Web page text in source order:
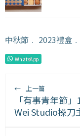
中秋節 ﹒ 2023禮盒 ﹒
WhatsApp
← 上一篇
「有事青年節
Wei Studio操刀